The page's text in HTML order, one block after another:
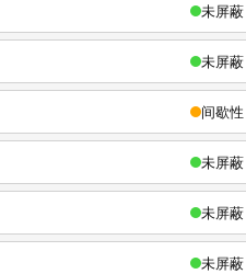
未屏蔽
未屏蔽
间歇性
未屏蔽
未屏蔽
未屏蔽